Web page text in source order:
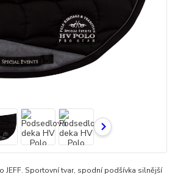
JEFF. Sportovní tvar, spodní podšívka silnější